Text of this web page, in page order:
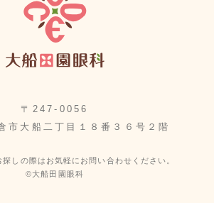
〒247-0056
市大船二丁目１８番３６号２階
しの際はお気軽にお問い合わせください。
©大船田園眼科